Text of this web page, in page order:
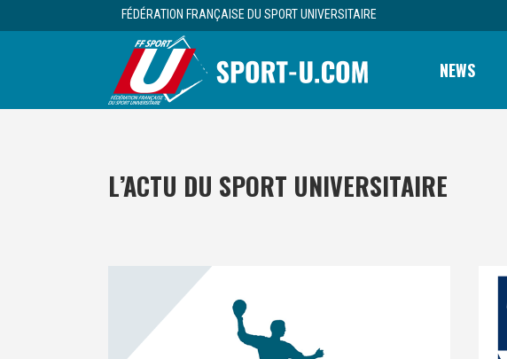
FÉDÉRATION FRANÇAISE DU SPORT UNIVERSITAIRE
NEWS
L’ACTU DU SPORT UNIVERSITAIRE